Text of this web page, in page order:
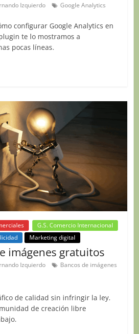
Izquierdo Google Analytics
configurar Google Analytics en
te lo mostramos a
pocas líneas.
G.S. Comercio Internacional
Marketing digital
imágenes gratuitos
Izquierdo
Bancos de imágenes
de calidad sin infringir la ley.
de creación libre